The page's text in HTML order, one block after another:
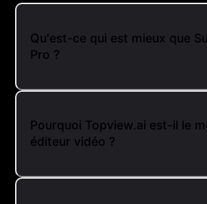
Qu'est-ce qui est mieux que
Pro ?
Pourquoi Topview.ai est-il le
éditeur vidéo ?